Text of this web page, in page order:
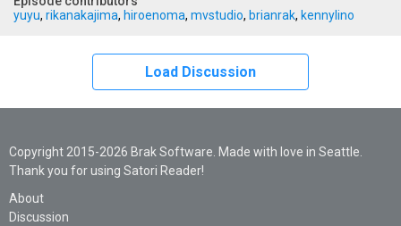
yuyu, rikanakajima, hiroenoma, mvstudio, brianrak, kennylino
Load Discussion
Copyright 2015-2026 Brak Software. Made with love in Seattle.
Thank you for using Satori Reader!
About
Discussion